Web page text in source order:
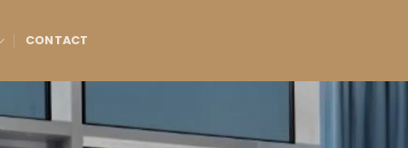
CONTACT